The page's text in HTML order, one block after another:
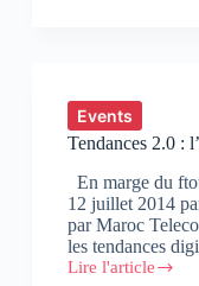
les
marques
sur
réseaux
sociaux,
avec
Abdelkhalek
Zyne
Events
Tendances 2.0 :
En marge du
12 juillet 2014
par Maroc
les tendances
Lire l'article
Tendances